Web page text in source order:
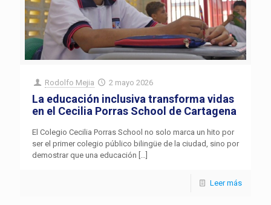
Rodolfo Mejia 2 mayo 2026
La educación inclusiva transforma vidas
en el Cecilia Porras School de Cartagena
El Colegio Cecilia Porras School no solo marca un hito por
ser el primer colegio público bilingüe de la ciudad, sino por
demostrar que una educación […]
Leer más